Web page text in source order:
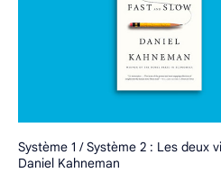
Système 1 / Système 2 : Les deux
Daniel Kahneman